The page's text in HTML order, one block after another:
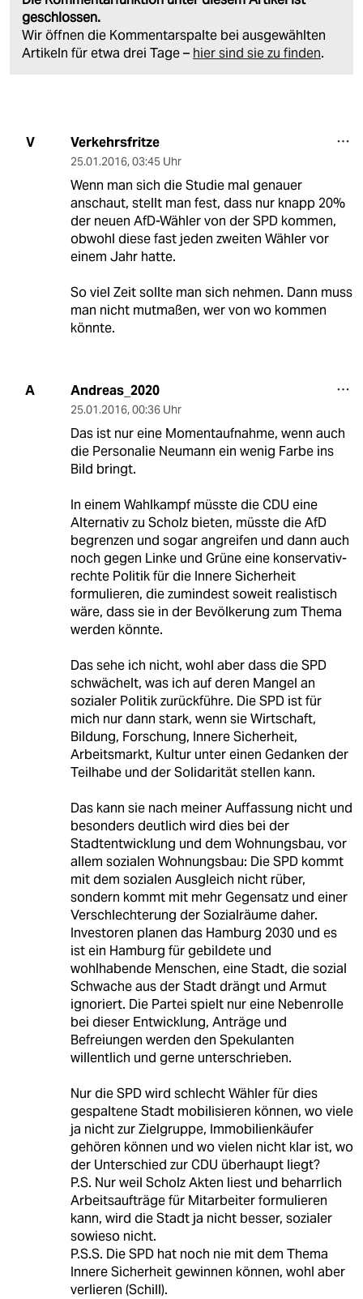
geschlossen.
Wir öffnen die Kommentarspalte bei ausgewählten
Artikeln für etwa drei Tage – hier sind sie zu finden.
V Verkehrsfritze
25.01.2016, 03:45 Uhr
Wenn man sich die Studie mal genauer
anschaut, stellt man fest, dass nur knapp 20%
der neuen AfD-Wähler von der SPD kommen,
obwohl diese fast jeden zweiten Wähler vor
einem Jahr hatte.
So viel Zeit sollte man sich nehmen. Dann muss
man nicht mutmaßen, wer von wo kommen
könnte.
A Andreas_2020
25.01.2016, 00:36 Uhr
Das ist nur eine Momentaufnahme, wenn auch
die Personalie Neumann ein wenig Farbe ins
Bild bringt.
In einem Wahlkampf müsste die CDU eine
Alternativ zu Scholz bieten, müsste die AfD
begrenzen und sogar angreifen und dann auch
noch gegen Linke und Grüne eine konservativ-
rechte Politik für die Innere Sicherheit
formulieren, die zumindest soweit realistisch
wäre, dass sie in der Bevölkerung zum Thema
werden könnte.
Das sehe ich nicht, wohl aber dass die SPD
schwächelt, was ich auf deren Mangel an
sozialer Politik zurückführe. Die SPD ist für
mich nur dann stark, wenn sie Wirtschaft,
Bildung, Forschung, Innere Sicherheit,
Arbeitsmarkt, Kultur unter einen Gedanken der
Teilhabe und der Solidarität stellen kann.
Das kann sie nach meiner Auffassung nicht und
besonders deutlich wird dies bei der
Stadtentwicklung und dem Wohnungsbau, vor
allem sozialen Wohnungsbau: Die SPD kommt
mit dem sozialen Ausgleich nicht rüber,
sondern kommt mit mehr Gegensatz und einer
Verschlechterung der Sozialräume daher.
Investoren planen das Hamburg 2030 und es
ist ein Hamburg für gebildete und
wohlhabende Menschen, eine Stadt, die sozial
Schwache aus der Stadt drängt und Armut
ignoriert. Die Partei spielt nur eine Nebenrolle
bei dieser Entwicklung, Anträge und
Befreiungen werden den Spekulanten
willentlich und gerne unterschrieben.
Nur die SPD wird schlecht Wähler für dies
gespaltene Stadt mobilisieren können, wo viele
ja nicht zur Zielgruppe, Immobilienkäufer
gehören können und wo vielen nicht klar ist, wo
der Unterschied zur CDU überhaupt liegt?
P.S. Nur weil Scholz Akten liest und beharrlich
Arbeitsaufträge für Mitarbeiter formulieren
kann, wird die Stadt ja nicht besser, sozialer
sowieso nicht.
P.S.S. Die SPD hat noch nie mit dem Thema
Innere Sicherheit gewinnen können, wohl aber
verlieren (Schill).